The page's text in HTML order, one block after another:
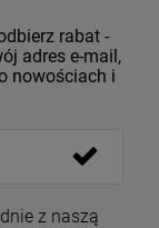
rabat -
adres e-mail,
nowościach i
z naszą